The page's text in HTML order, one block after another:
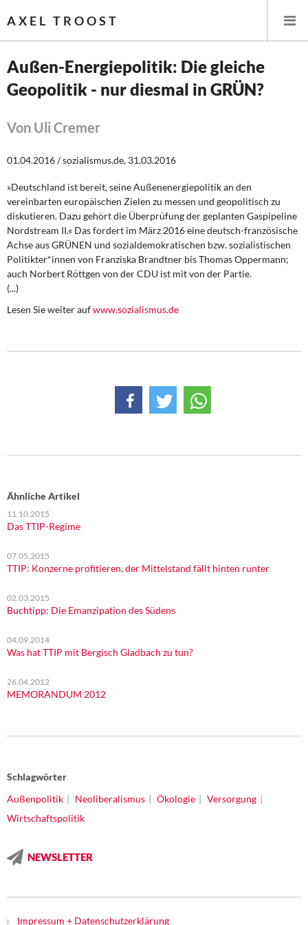
AXEL TROOST
Startseite
Themen
Leitlinien linker Wirtschafts- und Finanzpolitik
Wirtschaftspolitik
Steuer- und Finanzpolitik
Öffentliche Infrastruktur und Daseinsvorsorge
DIE LINKE
Institut Solidarische Moderne
Kontakt
Außen-Energiepolitik: Die gleiche
Geopolitik - nur diesmal in GRÜN?
Von Uli Cremer
01.04.2016 / sozialismus.de, 31.03.2016
»Deutschland ist bereit, seine Außenenergiepolitik an den
vereinbarten europäischen Zielen zu messen und geopolitisch zu
diskutieren. Dazu gehört die Überprüfung der geplanten Gaspipeline
Nordstream II.« Das fordert im März 2016 eine deutsch-französische
Achse aus GRÜNEN und sozialdemokratischen bzw. sozialistischen
Politikter*innen von Franziska Brandtner bis Thomas Oppermann;
auch Norbert Röttgen von der CDU ist mit von der Partie.
(...)
Lesen Sie weiter aufwww.sozialismus.de
Ähnliche Artikel
11.10.2015
Das TTIP-Regime
07.05.2015
TTIP: Konzerne profitieren, der Mittelstand fällt hinten runter
02.03.2015
Buchtipp: Die Emanzipation des Südens
04.09.2014
Was hat TTIP mit Bergisch Gladbach zu tun?
26.04.2012
MEMORANDUM 2012
Schlagwörter
Außenpolitik
Neoliberalismus Ökologie
Versorgung
Wirtschaftspolitik
NEWSLETTER
Impressum + Datenschutzerklärung